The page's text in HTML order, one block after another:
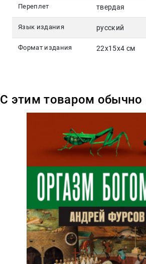
Переплет твердая
Язык издания русский
Формат издания 22x15x4 см
С этим товаром обычно